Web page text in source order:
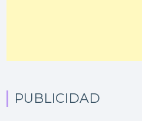
PUBLICIDAD